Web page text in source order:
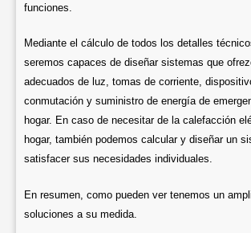
funciones.
Mediante el cálculo de todos los detalles
seremos capaces de diseñar sistemas que
adecuados de luz, tomas de corriente,
conmutación y suministro de energía de
hogar. En caso de necesitar de la calefacción
hogar, también podemos calcular y diseñar un
satisfacer sus necesidades individuales.
En resumen, como pueden ver tenemos un
soluciones a su medida.